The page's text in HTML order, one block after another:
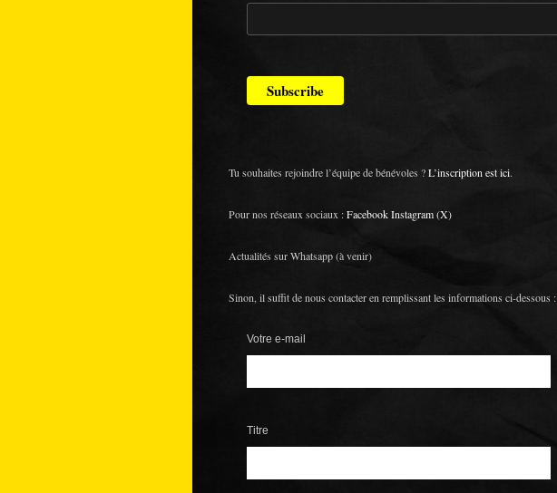
Tu souhaites rejoindre l’équipe de bénévoles ?L’inscription est ici.
Pour nos réseaux sociaux :FacebookInstagram(X)
Actualités sur Whatsapp (à venir)
Sinon, il suffit de nous contacter en remplissant les informations ci-dessous :
Votre e-mail
Titre